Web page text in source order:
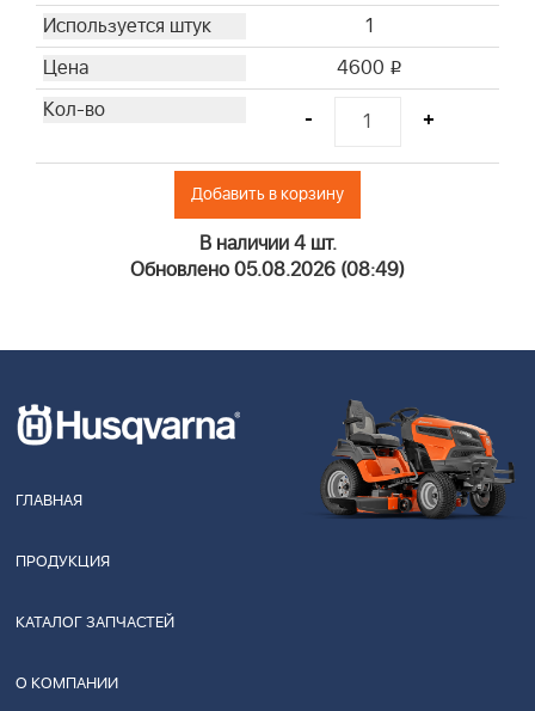
1
4600 i
- +
Добавить в корзину
В наличии 4 шт.
Обновлено 05.08.2026 (08:49)
ГЛАВНАЯ
ПРОДУКЦИЯ
КАТАЛОГ ЗАПЧАСТЕЙ
О КОМПАНИИ